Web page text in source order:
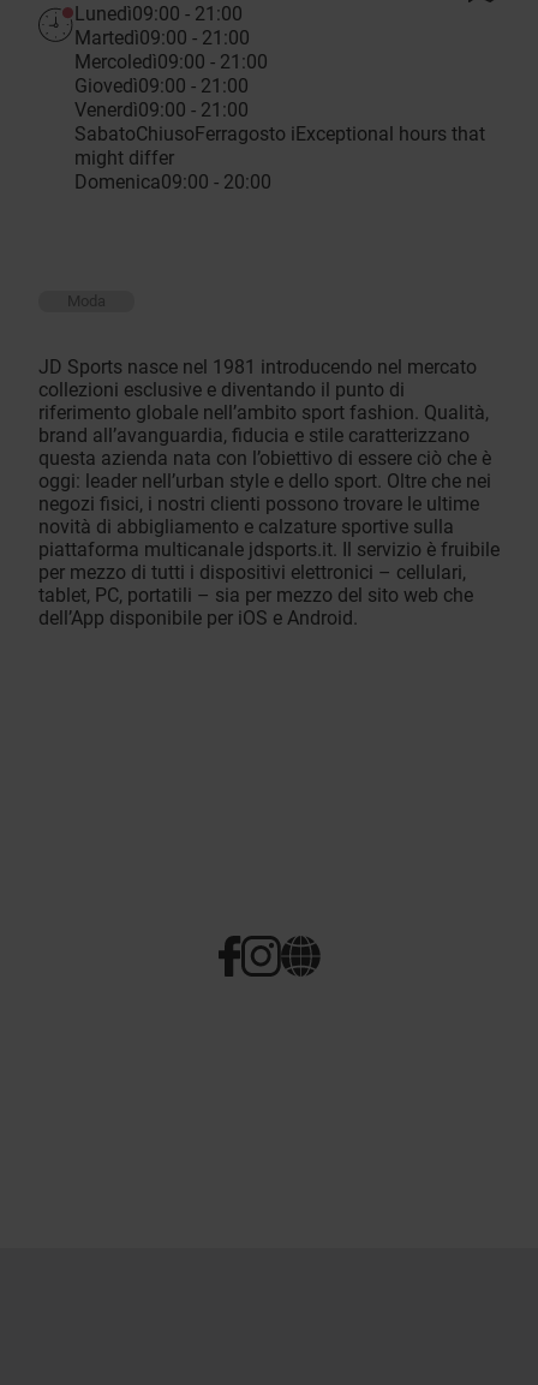
Lunedì09:00 - 21:00
Martedì09:00 - 21:00
Mercoledì09:00 - 21:00
Giovedì09:00 - 21:00
Venerdì09:00 - 21:00
SabatoChiusoFerragosto iExceptional hours that
might differ
Domenica09:00 - 20:00
Moda
JD Sports nasce nel 1981 introducendo nel mercato
collezioni esclusive e diventando il punto di
riferimento globale nell’ambito sport fashion. Qualità,
brand all’avanguardia, fiducia e stile caratterizzano
questa azienda nata con l’obiettivo di essere ciò che è
oggi: leader nell’urban style e dello sport. Oltre che nei
negozi fisici, i nostri clienti possono trovare le ultime
novità di abbigliamento e calzature sportive sulla
piattaforma multicanale jdsports.it. Il servizio è fruibile
per mezzo di tutti i dispositivi elettronici – cellulari,
tablet, PC, portatili – sia per mezzo del sito web che
dell’App disponibile per iOS e Android.